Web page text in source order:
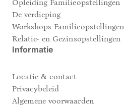
Opleiding Familieopstellingen
De verdieping
Workshops Familieopstellingen
Relatie- en Gezinsopstellingen
Informatie
Locatie & contact
Privacybeleid
Algemene voorwaarden